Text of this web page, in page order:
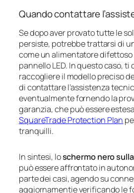
Quando contattare
Se dopo aver provato tutte le
persiste, potrebbe trattarsi di
come un alimentatore difettoso
pannello LED. In questo caso, ti
raccogliere il modello preciso
di contattare l’assistenza
eventualmente fornendo la
garanzia, che può essere
SquareTrade Protection Plan
tranquilli.
In sintesi, loschermo nero
può essere affrontato in
parte dei casi, agendo su
aggiornamentie verificando le